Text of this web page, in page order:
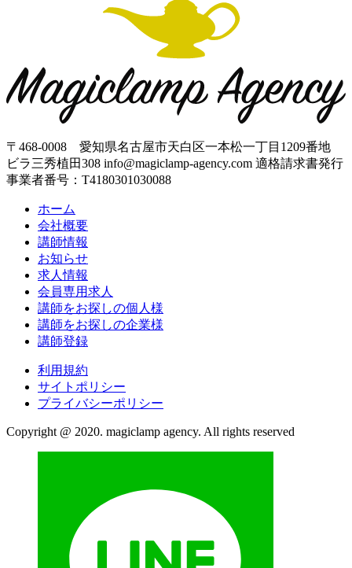
〒468-0008 愛知県名古屋市天白区一本松一丁目1209番地
ビラ三秀植田308 info@magiclamp-agency.com 適格請求書発行
事業者番号：T4180301030088
ホーム
会社概要
講師情報
お知らせ
求人情報
会員専用求人
講師をお探しの個人様
講師をお探しの企業様
講師登録
利用規約
サイトポリシー
プライバシーポリシー
Copyright @ 2020. magiclamp agency. All rights reserved